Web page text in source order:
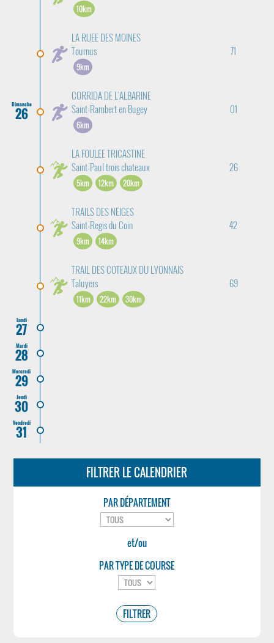
10km
LA RUEE DES MOINES
Tournus
71
9km
Dimanche
26
CORRIDA DE L'ALBARINE
Saint-Rambert en Bugey
01
6km
LA FOULEE TRICASTINE
Saint-Paul trois chateaux
26
5km 12km 20km
TRAILS DES NEIGES
Saint-Regis du Coin
42
9km 14km
TRAIL DES COTEAUX DU LYONNAIS
Taluyers
69
11km 22km 30km
Lundi
27
Mardi
28
Mercredi
29
Jeudi
30
Vendredi
31
FILTRER LE CALENDRIER
PAR DÉPARTEMENT
et/ou
PAR TYPE DE COURSE